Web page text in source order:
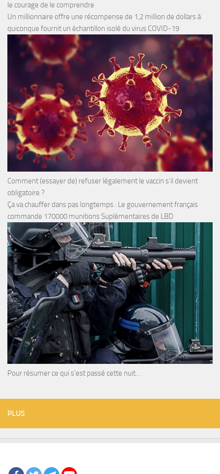
le courage de le comprendre
Un millionnaire offre une récompense de 1,2 million de dollars à
quiconque fournit un échantillon isolé du virus COVID-19
Comment (essayer de) refuser légalement le vaccin s’il devient
obligatoire ?
Ça va chauffer dans pas longtemps : Le gouvernement français
commande 170000 munitions Suplémentaires de LBD
Pour résumer ce qui s’est passé cette nuit…
PLUS